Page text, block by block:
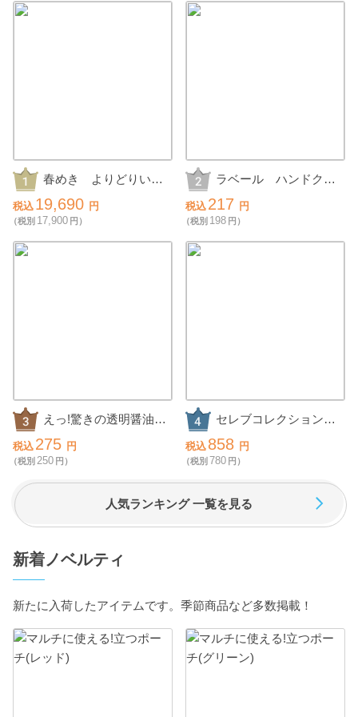
春めき よりどりいち
ごの抽選会30人用
税込 19,690 円
（税別 17,900 円）
ラベール ハンドクリ
ームギフト
税込 217 円
（税別 198 円）
えっ!驚きの透明醤油ら
ーめん2食組
税込 275 円
（税別 250 円）
セレブコレクション
チョコケーキ
税込 858 円
（税別 780 円）
人気ランキング 一覧を見る
新着ノベルティ
新たに入荷したアイテムです。季節商品など多数掲載！